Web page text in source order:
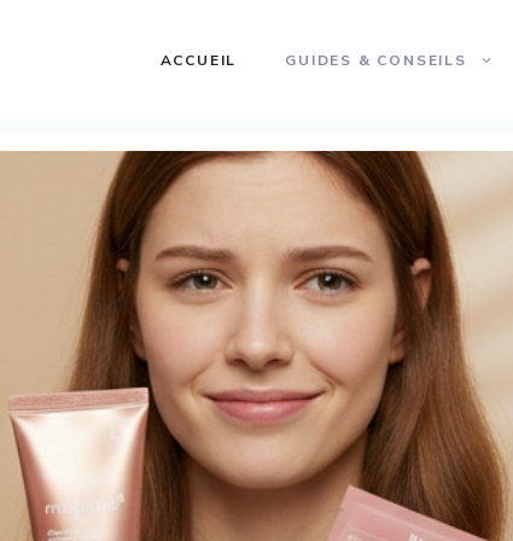
ACCUEIL GUIDES & CONSEILS